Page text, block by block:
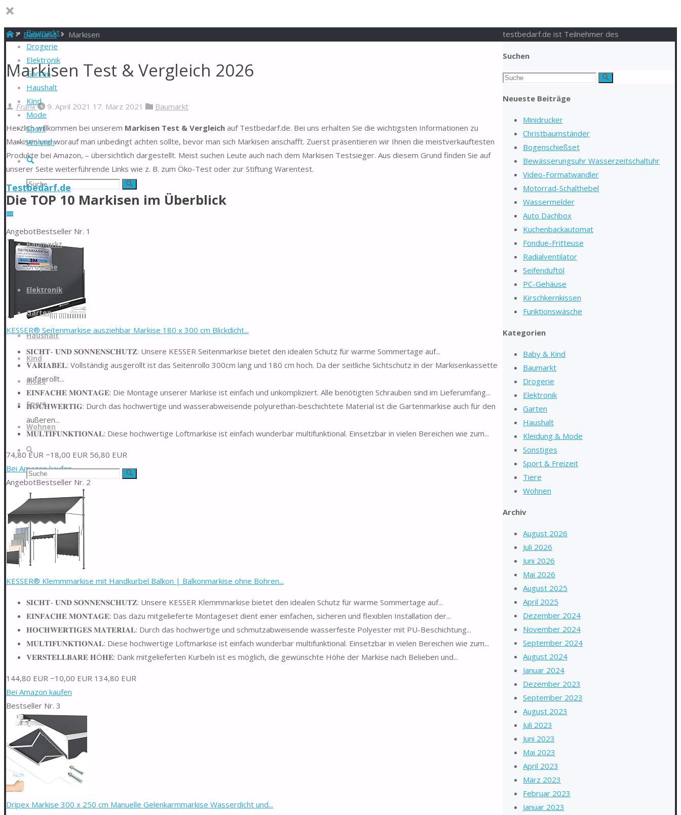
Baumarkt
Drogerie
Elektronik
Garten
Haushalt
Kind
Mode
Sport
Wohnen
Suche
Suchen
nach:
Suche
Testbedarf.de
Zum
Inhalt
springen
Baumarkt
Drogerie
Elektronik
Garten
Haushalt
Kind
Mode
Sport
Wohnen
Suchen
nach:
Suche
StartBaumarkt Markisen
Markisen Test & Vergleich 2026
Frank 9. April 2021 17. März 2021 Baumarkt
Herzlich willkommen bei unserem Markisen Test & Vergleich auf Testbedarf.de. Bei uns erhalten Sie die wichtigsten Informationen zu
Markisen und worauf man unbedingt achten sollte, bevor man sich Markisen anschafft. Zuerst präsentieren wir Ihnen die meistverkauftesten
Produkte bei Amazon, – übersichtlich dargestellt. Meist suchen Leute auch nach dem Markisen Testsieger. Aus diesem Grund finden Sie auf
unserer Seite weiterführende Links wie z. B. zum Öko-Test oder zur Stiftung Warentest.
Die TOP 10 Markisen im Überblick
AngebotBestseller Nr. 1
KESSER® Seitenmarkise ausziehbar Markise 180 x 300 cm Blickdicht...
𝐒𝐈𝐂𝐇𝐓- 𝐔𝐍𝐃 𝐒𝐎𝐍𝐍𝐄𝐍𝐒𝐂𝐇𝐔𝐓𝐙: Unsere KESSER Seitenmarkise bietet den idealen Schutz für warme Sommertage auf...
𝐕𝐀𝐑𝐈𝐀𝐁𝐄𝐋: Vollständig ausgerollt ist das Seitenrollo 300cm lang und 180 cm hoch. Da der seitliche Sichtschutz in der Markisenkassette
aufgerollt...
𝐄𝐈𝐍𝐅𝐀𝐂𝐇𝐄 𝐌𝐎𝐍𝐓𝐀𝐆𝐄: Die Montage unserer Markise ist einfach und unkompliziert. Alle benötigten Schrauben sind im Lieferumfang...
𝐇𝐎𝐂𝐇𝐖𝐄𝐑𝐓𝐈𝐆: Durch das hochwertige und wasserabweisende polyurethan-beschichtete Material ist die Gartenmarkise auch für den
äußeren...
𝐌𝐔𝐋𝐓𝐈𝐅𝐔𝐍𝐊𝐓𝐈𝐎𝐍𝐀𝐋: Diese hochwertige Loftmarkise ist einfach wunderbar multifunktional. Einsetzbar in vielen Bereichen wie zum...
74,80 EUR −18,00 EUR 56,80 EUR
Bei Amazon kaufen
AngebotBestseller Nr. 2
KESSER® Klemmmarkise mit Handkurbel Balkon | Balkonmarkise ohne Bohren...
𝐒𝐈𝐂𝐇𝐓- 𝐔𝐍𝐃 𝐒𝐎𝐍𝐍𝐄𝐍𝐒𝐂𝐇𝐔𝐓𝐙: Unsere KESSER Klemmmarkise bietet den idealen Schutz für warme Sommertage auf...
𝐄𝐈𝐍𝐅𝐀𝐂𝐇𝐄 𝐌𝐎𝐍𝐓𝐀𝐆𝐄: Das dazu mitgelieferte Montageset dient einer einfachen, sicheren und flexiblen Installation der...
𝐇𝐎𝐂𝐇𝐖𝐄𝐑𝐓𝐈𝐆𝐄𝐒 𝐌𝐀𝐓𝐄𝐑𝐈𝐀𝐋: Durch das hochwertige und schmutzabweisende wasserfeste Polyester mit PU-Beschichtung...
𝐌𝐔𝐋𝐓𝐈𝐅𝐔𝐍𝐊𝐓𝐈𝐎𝐍𝐀𝐋: Diese hochwertige Loftmarkise ist einfach wunderbar multifunktional. Einsetzbar in vielen Bereichen wie zum...
𝐕𝐄𝐑𝐒𝐓𝐄𝐋𝐋𝐁𝐀𝐑𝐄 𝐇Ö𝐇𝐄: Dank mitgelieferten Kurbeln ist es möglich, die gewünschte Höhe der Markise nach Belieben und...
144,80 EUR −10,00 EUR 134,80 EUR
Bei Amazon kaufen
Bestseller Nr. 3
Dripex Markise 300 x 250 cm Manuelle Gelenkarmmarkise Wasserdicht und...
Suchen
Suchen
Suche
Neueste Beiträge
Minidrucker
Christbaumständer
Bogenschießset
Bewässerungsuhr Wasserzeitschaltuhr
Video-Formatwandler
Motorrad-Schalthebel
Wassermelder
Auto Dachbox
Kuchenbackautomat
Fondue-Fritteuse
Radialventilator
Seifenduftöl
PC-Gehäuse
Kirschkernkissen
Funktionswäsche
Kategorien
Baby & Kind
Baumarkt
Drogerie
Elektronik
Garten
Haushalt
Kleidung & Mode
Sonstiges
Sport & Freizeit
Tiere
Wohnen
Archiv
August 2026
Juli 2026
Juni 2026
Mai 2026
August 2025
April 2025
Dezember 2024
November 2024
September 2024
August 2024
Januar 2024
Dezember 2023
September 2023
August 2023
Juli 2023
Juni 2023
Mai 2023
April 2023
März 2023
Februar 2023
Januar 2023
testbedarf.de ist Teilnehmer des